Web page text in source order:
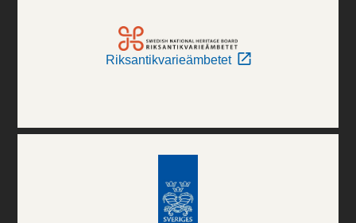
Riksantikvarieämbetet